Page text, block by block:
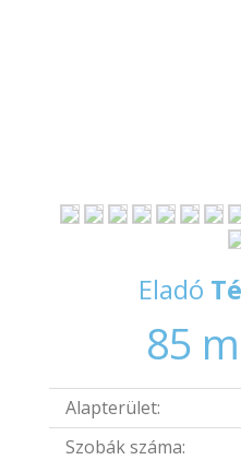
Eladó
85
Alapterület:
Szobák száma: